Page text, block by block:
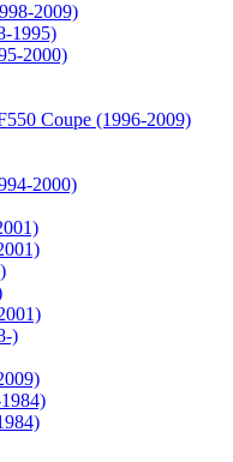
2009)
1995)
2000)
Coupe (1996-2009)
2000)
)